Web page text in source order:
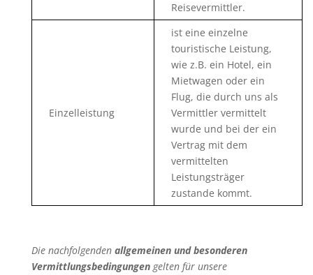
Reisevermittler.
Einzelleistung
ist eine einzelne
touristische Leistung,
wie z.B. ein Hotel, ein
Mietwagen oder ein
Flug, die durch uns als
Vermittler vermittelt
wurde und bei der ein
Vertrag mit dem
vermittelten
Leistungsträger
zustande kommt.
Die nachfolgenden allgemeinen und besonderen
Vermittlungsbedingungengelten für unsere